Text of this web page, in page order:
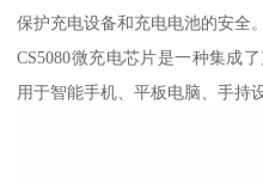
保护充电设备和充电电池的安全。
CS5080微充电芯片是一种集成
用于智能手机、平板电脑、手持